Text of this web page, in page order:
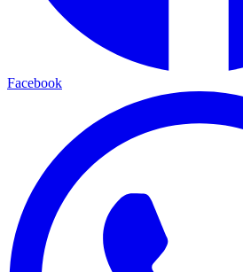
Facebook